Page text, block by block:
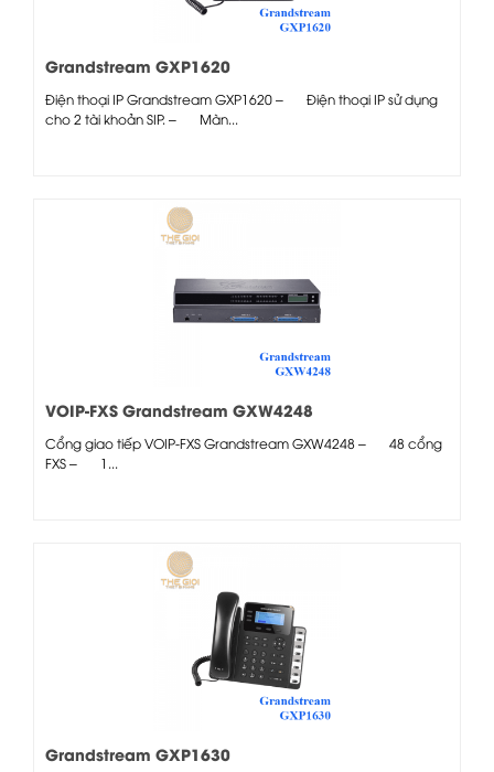
Grandstream GXP1620
Điện thoại IP Grandstream GXP1620 – Điện thoại IP sử dụng
cho 2 tài khoản SIP. – Màn...
VOIP-FXS Grandstream GXW4248
Cổng giao tiếp VOIP-FXS Grandstream GXW4248 – 48 cổng
FXS – 1...
Grandstream GXP1630